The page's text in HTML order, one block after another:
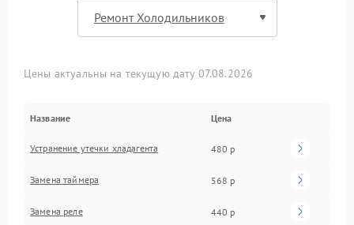
Цены актуальны на текущую дату 07.08.2026
Название Цена
Устранение утечки хладагента 480 р
Замена таймера 568 р
Замена реле 440 р